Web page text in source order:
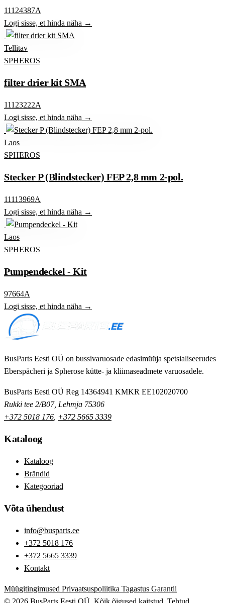
11124387A
Logi sisse, et hinda näha →
Tellitav
SPHEROS
filter drier kit SMA
11123222A
Logi sisse, et hinda näha →
Laos
SPHEROS
Stecker P (Blindstecker) FEP 2,8 mm 2-pol.
11113969A
Logi sisse, et hinda näha →
Laos
SPHEROS
Pumpendeckel - Kit
97664A
Logi sisse, et hinda näha →
BusParts Eesti OÜ on bussivaruosade edasimüüja spetsialiseerudes
Eberspächeri ja Spherose kütte- ja kliimaseadmete varuosadele.
BusParts Eesti OÜ Reg 14364941 KMKR EE102020700
Rukki tee 2/B07, Lehmja 75306
+372 5018 176 +372 5665 3339
Kataloog
Kataloog
Brändid
Kategooriad
Võta ühendust
info@busparts.ee
+372 5018 176
+372 5665 3339
Kontakt
Müügitingimused Privaatsuspoliitika Tagastus Garantii
© 2026 BusParts Eesti OÜ. Kõik õigused kaitstud. Tehtud